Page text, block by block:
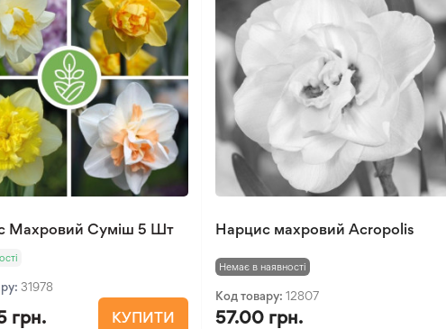
Махровий Суміш 5 Шт
31978
грн. КУПИТИ
Нарцис махровий Acropolis
Немає в наявності
Код товару:12807
57.00 грн.